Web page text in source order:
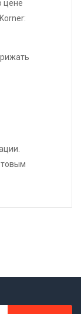
цене